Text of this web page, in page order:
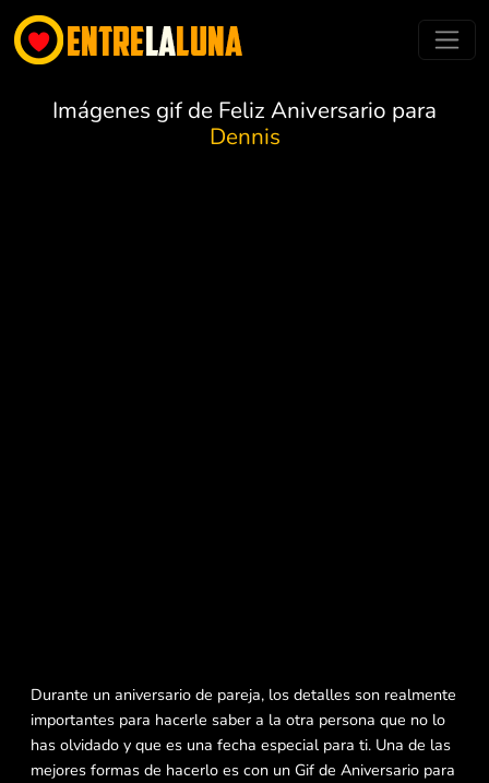
Imágenes gif de Feliz Aniversario para
Dennis
Durante un aniversario de pareja, los detalles son realmente
importantes para hacerle saber a la otra persona que no lo
has olvidado y que es una fecha especial para ti. Una de las
mejores formas de hacerlo es con un Gif de Aniversario para